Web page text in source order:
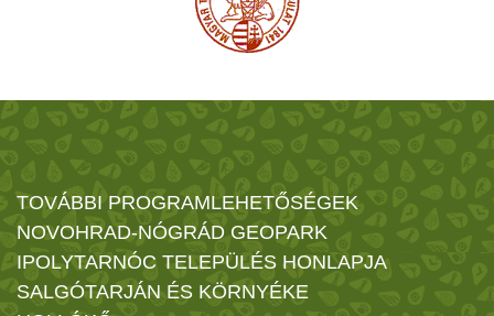
TOVÁBBI PROGRAMLEHETŐSÉGEK
NOVOHRAD-NÓGRÁD GEOPARK
IPOLYTARNÓC TELEPÜLÉS HONLAPJA
SALGÓTARJÁN ÉS KÖRNYÉKE